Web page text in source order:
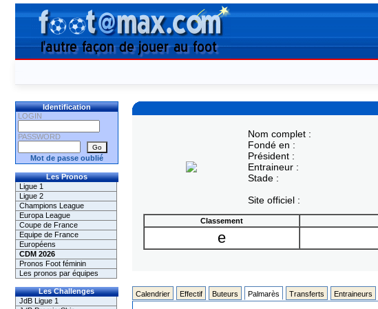
Identification
LOGIN
PASSWORD
Mot de passe oublié
Les Pronos
Ligue 1
Ligue 2
Champions League
Europa League
Coupe de France
Equipe de France
Européens
CDM 2026
Pronos Foot féminin
Les pronos par équipes
Les Challenges
JdB Ligue 1
Nom complet :
Fondé en :
Président :
Entraineur :
Stade :
Site officiel :
Classement
e
Calendrier Effectif Buteurs Palmarès Transferts Entraineurs